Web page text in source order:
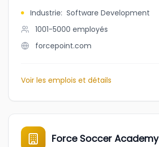
Industrie: Software Development
1001-5000 employés
forcepoint.com
Voir les emplois et détails
Force Soccer Academy